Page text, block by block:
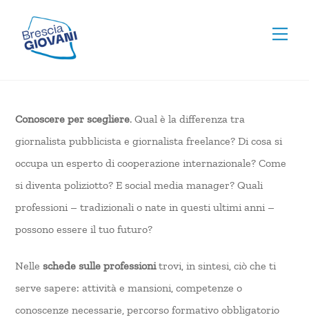
content
Conoscere per scegliere. Qual è la differenza tra
giornalista pubblicista e giornalista freelance? Di cosa si
occupa un esperto di cooperazione internazionale? Come
si diventa poliziotto? E social media manager? Quali
professioni – tradizionali o nate in questi ultimi anni –
possono essere il tuo futuro?
Nelleschede sulle professionitrovi, in sintesi, ciò che ti
serve sapere: attività e mansioni, competenze o
conoscenze necessarie, percorso formativo obbligatorio